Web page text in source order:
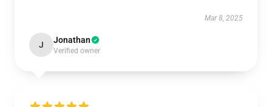
Mar 8, 2025
J Jonathan
Verified owner